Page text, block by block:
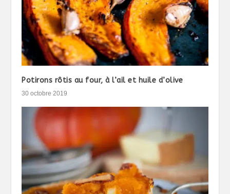
Potirons rôtis au four, à l’ail et huile d’olive
30 octobre 2019